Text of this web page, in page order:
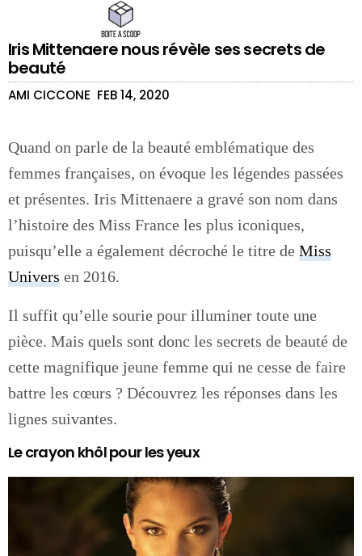
Iris Mittenaere nous révèle ses secrets de
beauté
AMI CICCONE FEB 14, 2020
Quand on parle de la beauté emblématique des
femmes françaises, on évoque les légendes passées
et présentes. Iris Mittenaere a gravé son nom dans
l’histoire des Miss France les plus iconiques,
puisqu’elle a également décroché le titre de Miss
Univers en 2016.
Il suffit qu’elle sourie pour illuminer toute une
pièce. Mais quels sont donc les secrets de beauté de
cette magnifique jeune femme qui ne cesse de faire
battre les cœurs ? Découvrez les réponses dans les
lignes suivantes.
Le crayon khôl pour les yeux